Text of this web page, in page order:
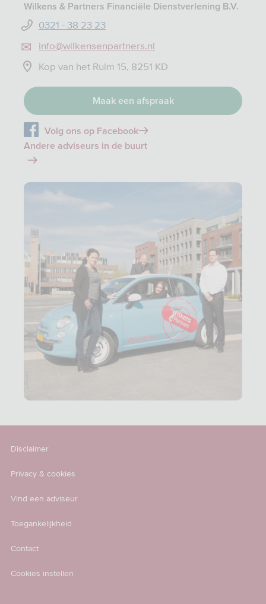
Wilkens & Partners Financiële Dienstverlening B.V.
0321 - 38 23 23
info@wilkensenpartners.nl
Kop van het Ruim 15, 8251 KD
Maak een afspraak
Volg ons op Facebook
Andere adviseurs in de buurt
Disclaimer
Privacy & cookies
Vind een adviseur
Toegankelijkheid
Contact
Cookies instellen